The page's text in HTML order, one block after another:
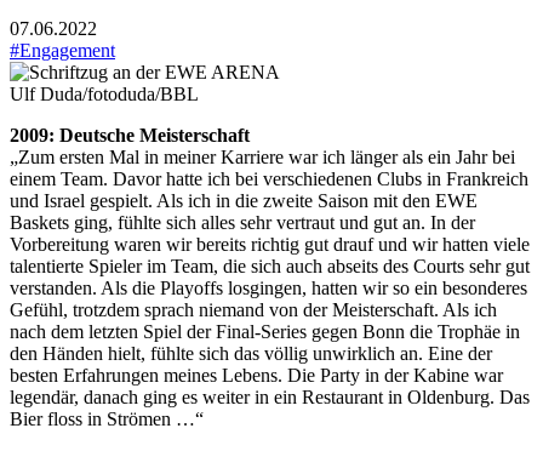
07.06.2022
#Engagement
Ulf Duda/fotoduda/BBL
2009: Deutsche Meisterschaft
„Zum ersten Mal in meiner Karriere war ich länger als ein Jahr bei
einem Team. Davor hatte ich bei verschiedenen Clubs in Frankreich
und Israel gespielt. Als ich in die zweite Saison mit den EWE
Baskets ging, fühlte sich alles sehr vertraut und gut an. In der
Vorbereitung waren wir bereits richtig gut drauf und wir hatten viele
talentierte Spieler im Team, die sich auch abseits des Courts sehr gut
verstanden. Als die Playoffs losgingen, hatten wir so ein besonderes
Gefühl, trotzdem sprach niemand von der Meisterschaft. Als ich
nach dem letzten Spiel der Final-Series gegen Bonn die Trophäe in
den Händen hielt, fühlte sich das völlig unwirklich an. Eine der
besten Erfahrungen meines Lebens. Die Party in der Kabine war
legendär, danach ging es weiter in ein Restaurant in Oldenburg. Das
Bier floss in Strömen …“